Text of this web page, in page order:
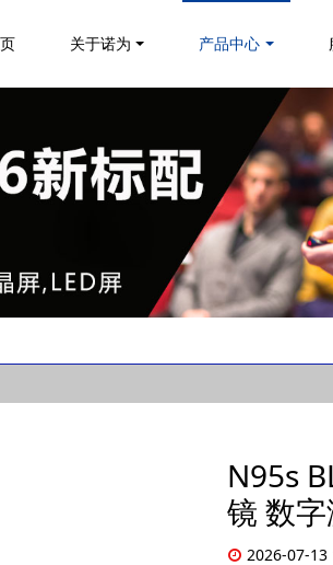
关于诺为 产品中心
N95s
镜 数
2026-07-